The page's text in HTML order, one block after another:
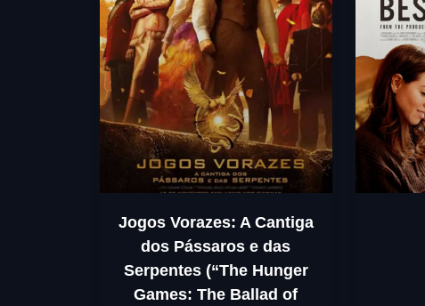
Jogos Vorazes: A Cantiga
dos Pássaros e das
Serpentes (“The Hunger
Games: The Ballad of